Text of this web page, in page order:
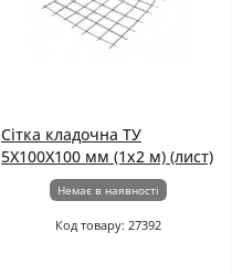
Сітка кладочна ТУ
5X100X100 мм (1x2 м) (лист)
Немає в наявності
Код товару: 27392